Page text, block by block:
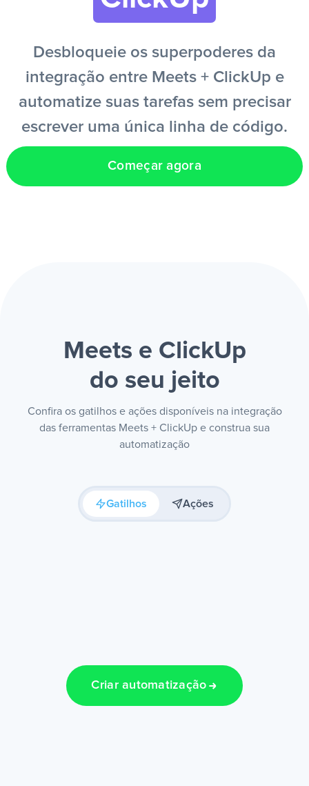
Desbloqueie os superpoderes da
integração entre Meets + ClickUp e
automatize suas tarefas sem precisar
escrever uma única linha de código.
Começar agora
Meets e ClickUp
do seu jeito
Confira os gatilhos e ações disponíveis na integração
das ferramentas Meets + ClickUp e construa sua
automatização
Gatilhos Ações
Criar automatização